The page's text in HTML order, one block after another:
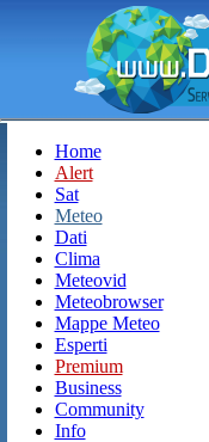
Home
Alert
Sat
Meteo
Dati
Clima
Meteovid
Meteobrowser
Mappe Meteo
Esperti
Premium
Business
Community
Info